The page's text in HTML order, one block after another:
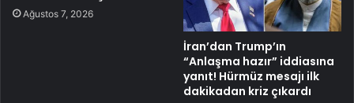
Ağustos 7, 2026
İran’dan Trump’ın
“Anlaşma hazır” iddiasına
yanıt! Hürmüz mesajı ilk
dakikadan kriz çıkardı